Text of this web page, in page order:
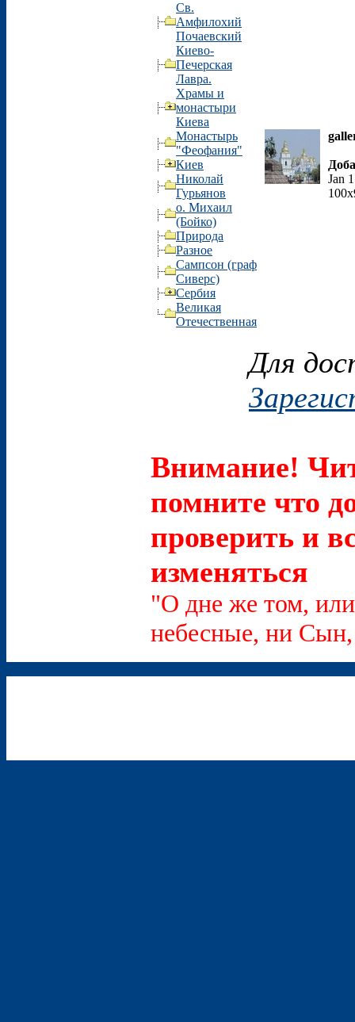
Св.
Амфилохий
Почаевский
Киево-
Печерская
Лавра.
Храмы и
монастыри
Киева
Монастырь
"Феофания"
Киев
Николай
Гурьянов
о. Михаил
(Бойко)
Природа
Разное
Сампсон (граф
Сиверс)
Сербия
Великая
Отечественная
Jan
Для
Внимание!
помните что
проверить и
изменяться
"О дне же том,
небесные, ни